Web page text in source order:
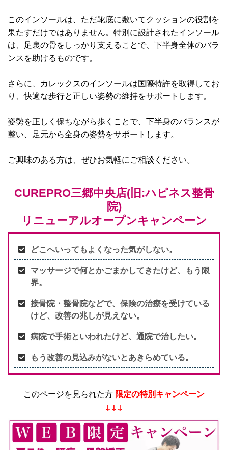
このインソールは、ただ靴底に敷いてクッションの役割を
果たすだけではありません。特別に設計されたインソール
は、足裏の骨をしっかり支えることで、下半身全体のバラ
ンスを助けるものです。
さらに、カレックスのインソールは国際特許を取得してお
り、快適な歩行と正しい姿勢の維持をサポートします。
姿勢を正しく保ちながら歩くことで、下半身のバランスが
整い、足元から全身の姿勢をサポートします。
ご興味のある方は、ぜひお気軽にご相談ください。
CUREPRO三郷中央店(旧:ハピネス整骨
院)
リニューアルオープンキャンペーン
どこへいってもよくなった気がしない。
マッサージで何とかごまかしてきたけど、もう限
界。
接骨院・整骨院などで、保険の治療を受けている
けど、改善の兆しが見えない。
病院で手術といわれたけど、通院で治したい。
もう改善の見込みがないとあきらめている。
このページを見られた方 限定の特別キャンペーン
↓↓↓